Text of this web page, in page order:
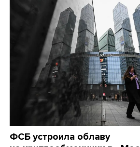
ФСБ устроила облаву